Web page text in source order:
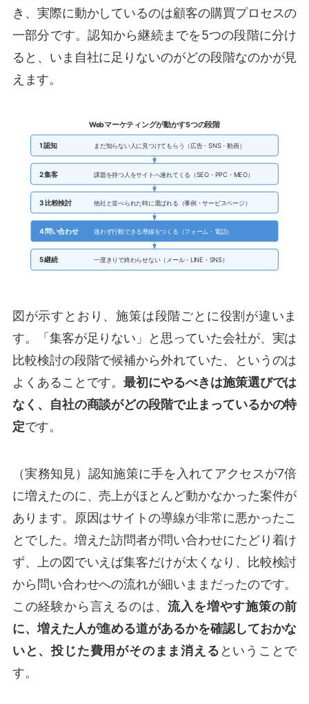
き、実際に動かしているのは顧客の購買プロセスの
一部分です。認知から継続までを5つの段階に分け
ると、いま自社に足りないのがどの段階なのかが見
えます。
Webマーケティングが動かす5つの段階
1 認知 まだ知らない人に見つけてもらう（広告・SNS・動画）
2 集客 課題を持つ人をサイトへ連れてくる（SEO・PPC・MEO）
3 比較検討 他社と並べられた時に選ばれる（事例・サービスページ）
4 問い合わせ 迷わず行動できる導線をつくる（フォーム・電話）
5 継続 一度きりで終わらせない（メール・LINE・SNS）
図が示すとおり、施策は段階ごとに役割が違いま
す。「集客が足りない」と思っていた会社が、実は
比較検討の段階で候補から外れていた、というのは
よくあることです。最初にやるべきは施策選びでは
なく、自社の商談がどの段階で止まっているかの特
定です。
（実務知見）認知施策に手を入れてアクセスが7倍
に増えたのに、売上がほとんど動かなかった案件が
あります。原因はサイトの導線が非常に悪かったこ
とでした。増えた訪問者が問い合わせにたどり着け
ず、上の図でいえば集客だけが太くなり、比較検討
から問い合わせへの流れが細いままだったのです。
この経験から言えるのは、流入を増やす施策の前
に、増えた人が進める道があるかを確認しておかな
いと、投じた費用がそのまま消える ということで
す。